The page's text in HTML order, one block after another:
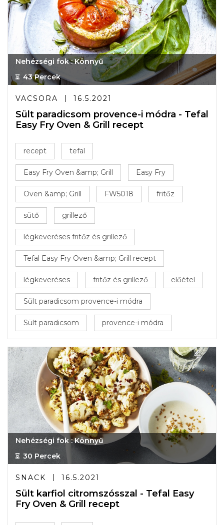
Nehézségi fok : Könnyű
43 Percek
VACSORA 16.5.2021
Sült paradicsom provence-i módra - Tefal
Easy Fry Oven & Grill recept
recept tefal
Easy Fry Oven &amp; Grill Easy Fry
Oven &amp; Grill FW5018 fritőz
sütő grillező
légkeveréses fritőz és grillező
Tefal Easy Fry Oven &amp; Grill recept
légkeveréses fritőz és grillező előétel
Sült paradicsom provence-i módra
Sült paradicsom provence-i módra
Nehézségi fok : Könnyű
30 Percek
SNACK 16.5.2021
Sült karfiol citromszósszal - Tefal Easy
Fry Oven & Grill recept